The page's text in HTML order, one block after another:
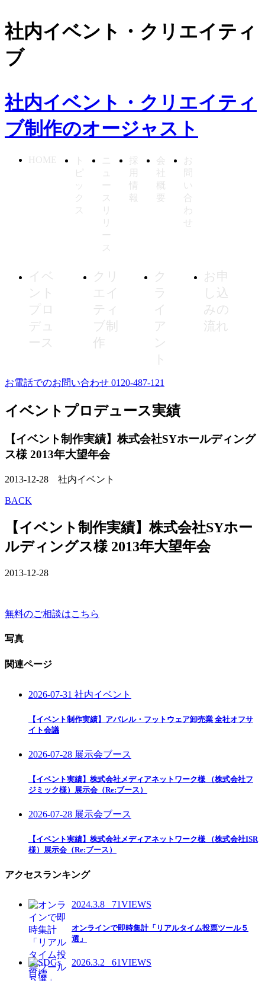
社内イベント・クリエイティ
ブ
社内イベント・クリエイティ
ブ制作のオージャスト
HOME
ト
ピ
ッ
ク
ス
ニ
ュ
ー
ス
リ
リ
ー
ス
採
用
情
報
会
社
概
要
お
問
い
合
わ
せ
イベ
ント
プロ
デュ
ース
クリ
エイ
ティ
ブ制
作
ク
ラ
イ
ア
ン
ト
お申
し込
みの
流れ
お電話でのお問い合わせ 0120-487-121
イベントプロデュース実績
【イベント制作実績】株式会社SYホールディング
ス様 2013年大望年会
2013-12-28 社内イベント
BACK
【イベント制作実績】株式会社SYホー
ルディングス様 2013年大望年会
2013-12-28
無料のご相談はこちら
写真
関連ページ
2026-07-31 社内イベント
【イベント制作実績】アパレル・フットウェア卸売業 全社オフサ
イト会議
2026-07-28 展示会ブース
【イベント実績】株式会社メディアネットワーク様 （株式会社フ
ジミック様）展示会（Re:ブース）
2026-07-28 展示会ブース
【イベント実績】株式会社メディアネットワーク様 （株式会社ISR
様）展示会（Re:ブース）
アクセスランキング
2024.3.8 71VIEWS
オンラインで即時集計「リアルタイム投票ツール５
選」
2026.3.2 61VIEWS